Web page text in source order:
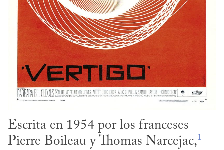
Escrita en 1954 por los franceses
Pierre Boileau y Thomas Narcejac,1